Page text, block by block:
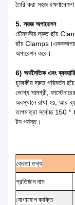
তৈরি করা সহজ
5. সহজ অপারেশন
চৌম্বকীয় দ্রুত ছাঁচ
ছাঁচ Clamps।একক
অপারেশন করে।
6) অর্থনৈতিক এবং
চুম্বকীয় দ্রুত পরিবর্তন ছাঁচ
ভোগ্য সামগ্রী,
অবস্থানে রাখা হয়, আর
তাপমাত্রা সর্বোচ্চ 150 °
টন পর্যন্ত।
ক্রেতাতথ্য
প্রতিষ্ঠাননাম
যোগাযোগব্যক্তি